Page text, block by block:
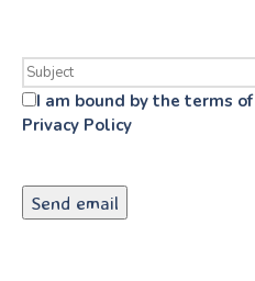
I am bound by the terms
Privacy Policy